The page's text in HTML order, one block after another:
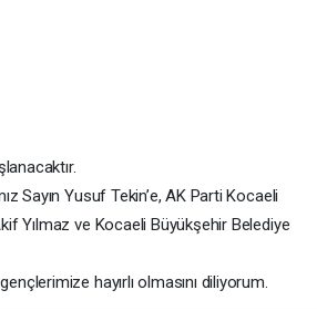
Sayın Yusuf Tekin’e, AK Parti Kocaeli
Yılmaz ve Kocaeli Büyükşehir Belediye
hayırlı olmasını diliyorum.